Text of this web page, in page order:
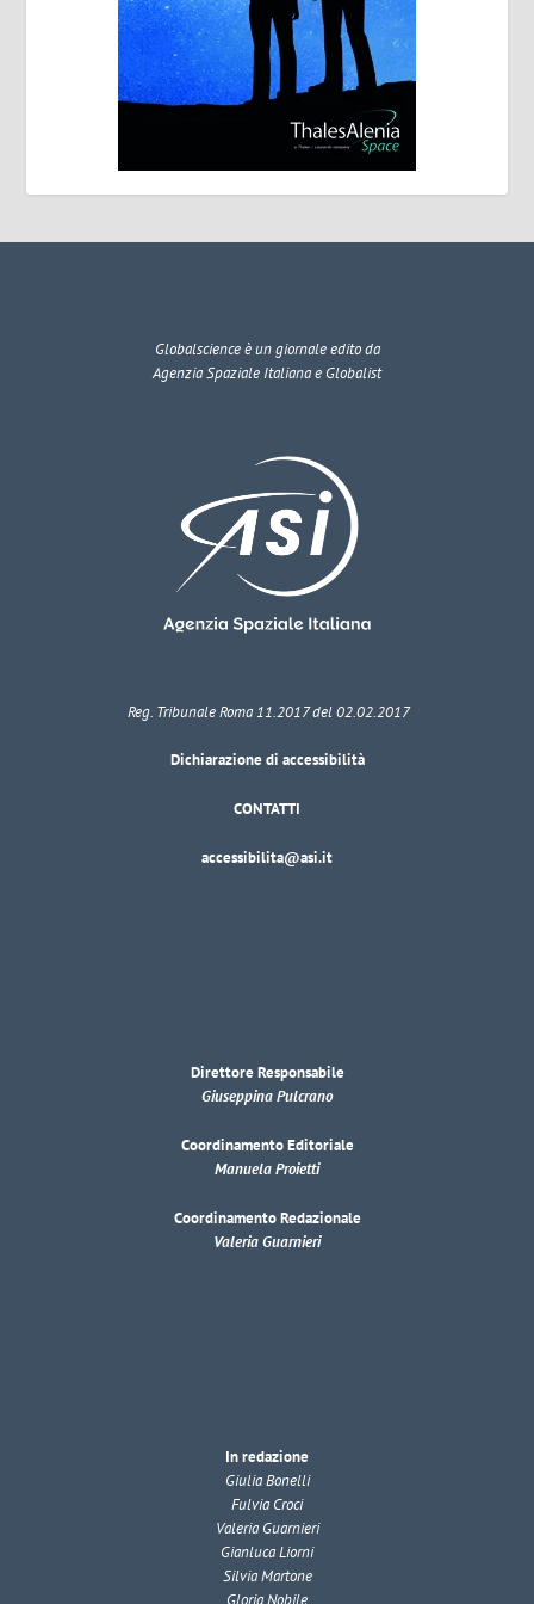
Globalscienceè un giornale edito da
Agenzia Spaziale Italiana e Globalist
Reg. Tribunale Roma 11.2017 del 02.02.2017
Dichiarazione di accessibilità
CONTATTI
accessibilita@asi.it
Direttore Responsabile
Giuseppina Pulcrano
Coordinamento Editoriale
Manuela Proietti
Coordinamento Redazionale
Valeria Guarnieri
In redazione
Giulia Bonelli
Fulvia Croci
Valeria Guarnieri
Gianluca Liorni
Silvia Martone
Gloria Nobile